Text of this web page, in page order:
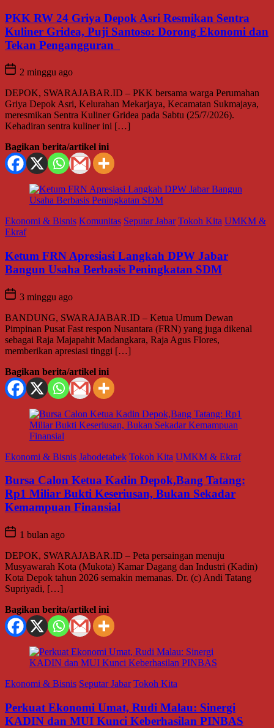
PKK RW 24 Griya Depok Asri Resmikan Sentra
Kuliner Gridea, Puji Santoso: Dorong Ekonomi dan
Tekan Pengangguran
2 minggu ago
DEPOK, SWARAJABAR.ID – PKK bersama warga Perumahan
Griya Depok Asri, Kelurahan Mekarjaya, Kecamatan Sukmajaya,
meresmikan Sentra Kuliner Gridea pada Sabtu (25/7/2026).
Kehadiran sentra kuliner ini […]
Bagikan berita/artikel ini
Ekonomi & Bisnis Komunitas Seputar Jabar Tokoh Kita UMKM &
Ekraf
Ketum FRN Apresiasi Langkah DPW Jabar
Bangun Usaha Berbasis Peningkatan SDM
3 minggu ago
BANDUNG, SWARAJABAR.ID – Ketua Umum Dewan
Pimpinan Pusat Fast respon Nusantara (FRN) yang juga dikenal
sebagai Raja Majapahit Madangkara, Raja Agus Flores,
memberikan apresiasi tinggi […]
Bagikan berita/artikel ini
Ekonomi & Bisnis Jabodetabek Tokoh Kita UMKM & Ekraf
Bursa Calon Ketua Kadin Depok,Bang Tatang:
Rp1 Miliar Bukti Keseriusan, Bukan Sekadar
Kemampuan Finansial
1 bulan ago
DEPOK, SWARAJABAR.ID – Peta persaingan menuju
Musyawarah Kota (Mukota) Kamar Dagang dan Industri (Kadin)
Kota Depok tahun 2026 semakin memanas. Dr. (c) Andi Tatang
Supriyadi, […]
Bagikan berita/artikel ini
Ekonomi & Bisnis Seputar Jabar Tokoh Kita
Perkuat Ekonomi Umat, Rudi Malau: Sinergi
KADIN dan MUI Kunci Keberhasilan PINBAS